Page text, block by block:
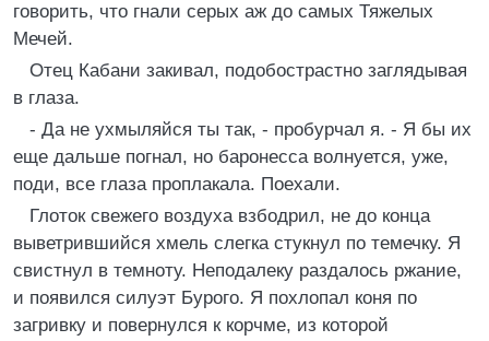
говорить, что гнали серых аж до самых Тяжелых
Мечей.
Отец Кабани закивал, подобострастно заглядывая
в глаза.
- Да не ухмыляйся ты так, - пробурчал я. - Я бы их
еще дальше погнал, но баронесса волнуется, уже,
поди, все глаза проплакала. Поехали.
Глоток свежего воздуха взбодрил, не до конца
выветрившийся хмель слегка стукнул по темечку. Я
свистнул в темноту. Неподалеку раздалось ржание,
и появился силуэт Бурого. Я похлопал коня по
загривку и повернулся к корчме, из которой